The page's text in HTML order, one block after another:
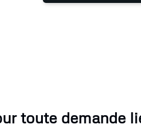
toute demande